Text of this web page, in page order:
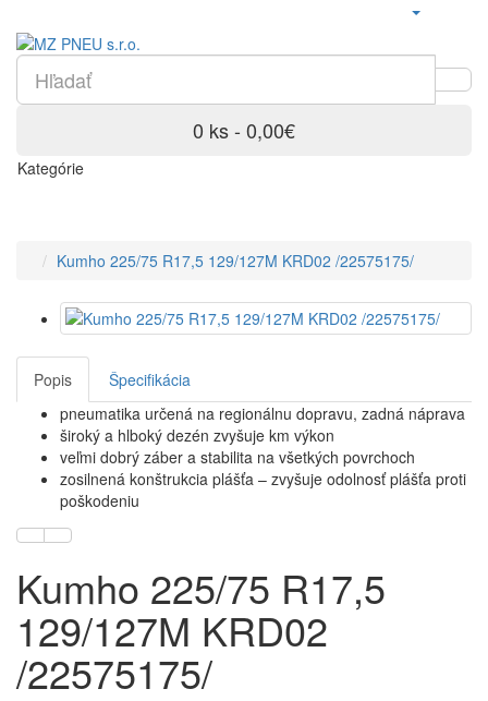
0 ks - 0,00€
Kategórie
Kumho 225/75 R17,5 129/127M KRD02 /22575175/
Popis
Špecifikácia
pneumatika určená na regionálnu dopravu, zadná náprava
široký a hlboký dezén zvyšuje km výkon
veľmi dobrý záber a stabilita na všetkých povrchoch
zosilnená konštrukcia plášťa – zvyšuje odolnosť plášťa proti
poškodeniu
Kumho 225/75 R17,5
129/127M KRD02
/22575175/